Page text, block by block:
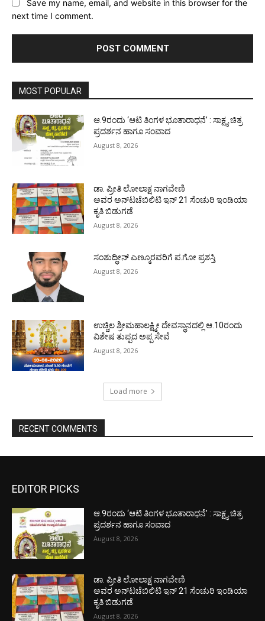
Save my name, email, and website in this browser for the
next time I comment.
MOST POPULAR
ಆ.9ರಂದು ‘ಆಟಿ ತಿಂಗಳ ಭೂತಾರಾಧನೆ’ : ಸಾಕ್ಷ್ಯ ಚಿತ್ರ
ಪ್ರದರ್ಶನ ಹಾಗೂ ಸಂವಾದ
August 8, 2026
ಡಾ. ಪ್ರೀತಿ ಲೋಲಾಕ್ಷ ನಾಗವೇಣಿ
ಅವರ ಅನ್‌ಟಚೆಬಿಲಿಟಿ ಇನ್ 21 ಸೆಂಚುರಿ ಇಂಡಿಯಾ
ಕೃತಿ ಬಿಡುಗಡೆ
August 8, 2026
ಸಂಶುದ್ಧೀನ್ ಎಣ್ಮೂರವರಿಗೆ ಪ.ಗೋ ಪ್ರಶಸ್ತಿ
August 8, 2026
ಉಚ್ಚಿಲ ಶ್ರೀಮಹಾಲಕ್ಷ್ಮೀ ದೇವಸ್ಥಾನದಲ್ಲಿ ಆ.10ರಂದು
ವಿಶೇಷ ತುಪ್ಪದ ಅಪ್ಪ ಸೇವೆ
August 8, 2026
Load more
RECENT COMMENTS
EDITOR PICKS
ಆ.9ರಂದು ‘ಆಟಿ ತಿಂಗಳ ಭೂತಾರಾಧನೆ’ : ಸಾಕ್ಷ್ಯ ಚಿತ್ರ
ಪ್ರದರ್ಶನ ಹಾಗೂ ಸಂವಾದ
August 8, 2026
ಡಾ. ಪ್ರೀತಿ ಲೋಲಾಕ್ಷ ನಾಗವೇಣಿ
ಅವರ ಅನ್‌ಟಚೆಬಿಲಿಟಿ ಇನ್ 21 ಸೆಂಚುರಿ ಇಂಡಿಯಾ
ಕೃತಿ ಬಿಡುಗಡೆ
August 8, 2026